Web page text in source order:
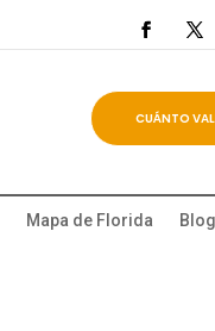
CUÁNTO
Mapa de Florida
Blog